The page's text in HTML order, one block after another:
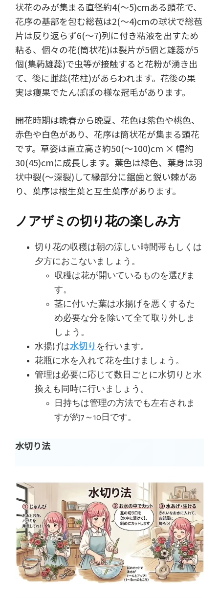
状花のみが集まる直径約4(～5)cmある頭花で、
花序の基部を包む総苞は2(～4)cmの球状で総苞
片は反り返らず6(～7)列に付き粘液を出すため
粘る、個々の花(筒状花)は裂片が5個と雄蕊が5
個(集葯雄蕊)で虫等が接触すると花粉が湧き出
て、後に雌蕊(花柱)があらわれます。花後の果
実は痩果でたんぽぽの様な冠毛があります。
開花時期は晩春から晩夏、花色は紫色や桃色、
赤色や白色があり、花序は筒状花が集まる頭花
です。草姿は直立高さ約50(～100)cm × 幅約
30(45)cmに成長します。葉色は緑色、葉身は羽
状中裂(～深裂)して縁部分に鋸歯と鋭い棘があ
り、葉序は根生葉と互生葉序があります。
ノアザミの切り花の楽しみ方
切り花の収穫は朝の涼しい時間帯もしくは
夕方におこないましょう。
収穫は花が開いているものを選びま
す。
茎に付いた葉は水揚げを悪くするた
め必要な分を除いて全て取り外しま
しょう。
水揚げは水切り を行います。
花瓶に水を入れて花を生けましょう。
管理は必要に応じて数日ごとに水切りと水
換えも同時に行いましょう。
日持ちは管理の方法でも左右されま
すが約7～10日です。
水切り法